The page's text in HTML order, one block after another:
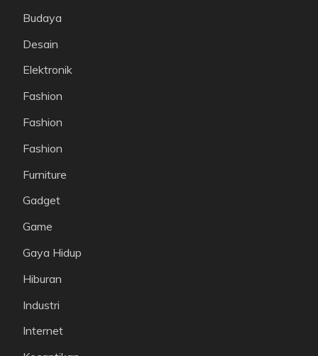
Budaya
Desain
Elektronik
Fashion
Fashion
Fashion
Furniture
Gadget
Game
Gaya Hidup
Hiburan
Industri
Internet